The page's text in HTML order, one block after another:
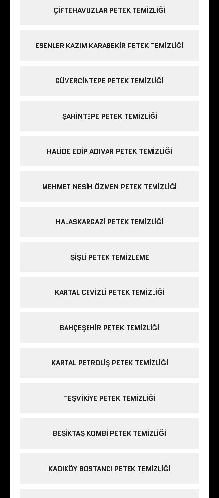
ÇIFTEHAVUZLAR PETEK TEMIZLIĞI
ESENLER KAZIM KARABEKIR PETEK TEMIZLIĞI
GÜVERCINTEPE PETEK TEMIZLIĞI
ŞAHINTEPE PETEK TEMIZLIĞI
HALIDE EDIP ADIVAR PETEK TEMIZLIĞI
MEHMET NESIH ÖZMEN PETEK TEMIZLIĞI
HALASKARGAZI PETEK TEMIZLIĞI
ŞIŞLI PETEK TEMIZLEME
KARTAL CEVIZLI PETEK TEMIZLIĞI
BAHÇEŞEHIR PETEK TEMIZLIĞI
KARTAL PETROLIŞ PETEK TEMIZLIĞI
TEŞVIKIYE PETEK TEMIZLIĞI
BEŞIKTAŞ KOMBI PETEK TEMIZLIĞI
KADIKÖY BOSTANCI PETEK TEMIZLIĞI